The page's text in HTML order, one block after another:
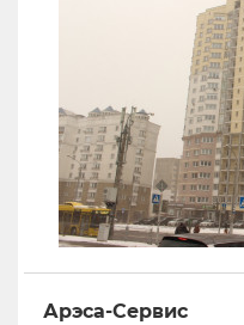
Арэса-Сервис